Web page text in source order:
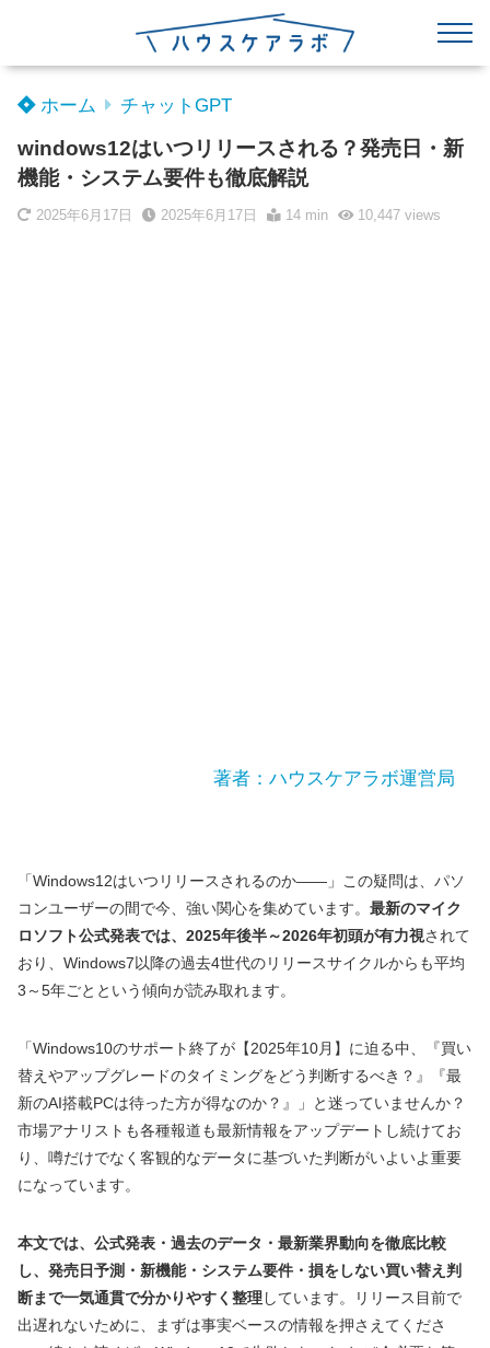
ホーム チャットGPT
windows12はいつリリースされる？発売日・新
機能・システム要件も徹底解説
2025年6月17日 2025年6月17日 14 min 10,447 views
著者：ハウスケアラボ運営局
「Windows12はいつリリースされるのか――」この疑問は、パソ
コンユーザーの間で今、強い関心を集めています。 最新のマイク
ロソフト公式発表では、2025年後半～2026年初頭が有力視されて
おり、Windows7以降の過去4世代のリリースサイクルからも平均
3～5年ごとという傾向が読み取れます。
「Windows10のサポート終了が【2025年10月】に迫る中、『買い
替えやアップグレードのタイミングをどう判断するべき？』『最
新のAI搭載PCは待った方が得なのか？』」と迷っていませんか？
市場アナリストも各種報道も最新情報をアップデートし続けてお
り、噂だけでなく客観的なデータに基づいた判断がいよいよ重要
になっています。
本文では、公式発表・過去のデータ・最新業界動向を徹底比較
し、発売日予測・新機能・システム要件・損をしない買い替え判
断まで一気通貫で分かりやすく整理しています。リリース目前で
出遅れないために、まずは事実ベースの情報を押さえてくださ